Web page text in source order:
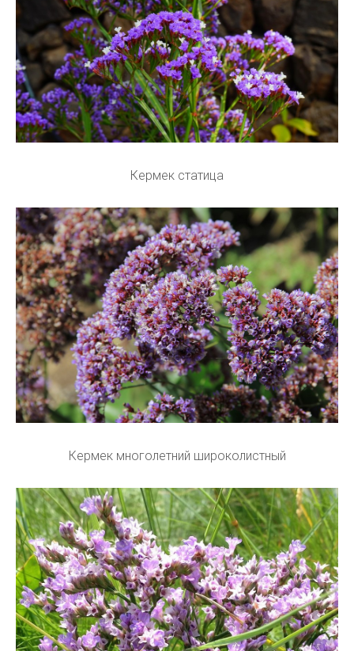
Кермек статица
Кермек многолетний широколистный